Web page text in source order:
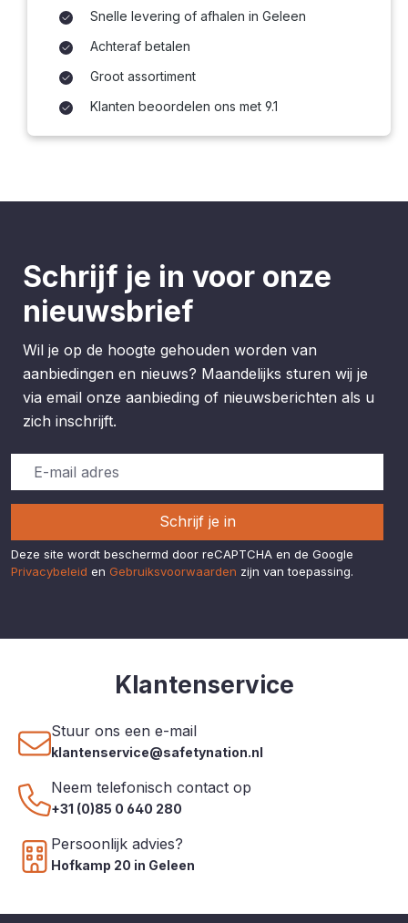
Snelle levering of afhalen in Geleen
Achteraf betalen
Groot assortiment
Klanten beoordelen ons met 9.1
Schrijf je in voor onze
nieuwsbrief
Wil je op de hoogte gehouden worden van
aanbiedingen en nieuws? Maandelijks sturen wij je
via email onze aanbieding of nieuwsberichten als u
zich inschrijft.
Schrijf je in
Deze site wordt beschermd door reCAPTCHA en de Google
Privacybeleid en Gebruiksvoorwaarden zijn van toepassing.
Klantenservice
Stuur ons een e-mail
klantenservice@safetynation.nl
Neem telefonisch contact op
+31 (0)85 0 640 280
Persoonlijk advies?
Hofkamp 20 in Geleen